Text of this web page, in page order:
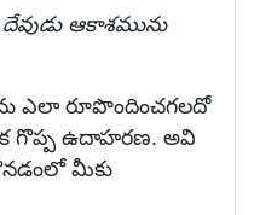
ఆకాశమును
ఎలా రూపొందించగలదో
గొప్ప ఉదాహరణ. అవి
మీకు